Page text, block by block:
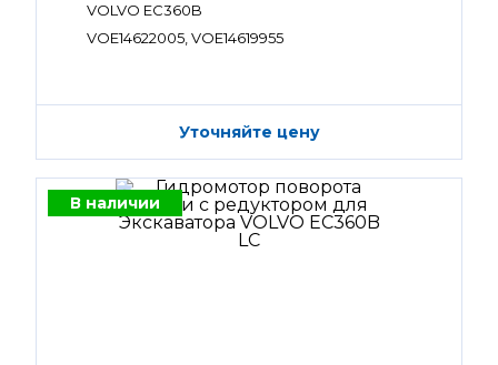
VOLVO EC360B
VOE14622005, VOE14619955
Уточняйте цену
В наличии